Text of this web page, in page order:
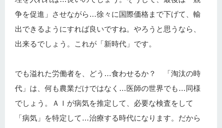
争を促進」させながら…徐々に国際価格まで下げて、輸
出できるようにすれば良いですね。やろうと思うなら、
出来るでしょう。これが「新時代」です。
でも溢れた労働者を、どう…食わせるか？ 「淘汰の時
代」は、何も農業だけではなく…医師の世界でも…同様
でしょう。ＡＩが病気を推定して、必要な検査をして
「病気」を特定して…治療する時代になります。だから